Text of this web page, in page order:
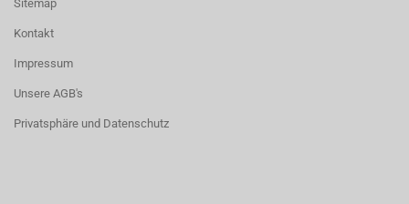
Sitemap
Kontakt
Impressum
Unsere AGB's
Privatsphäre und Datenschutz